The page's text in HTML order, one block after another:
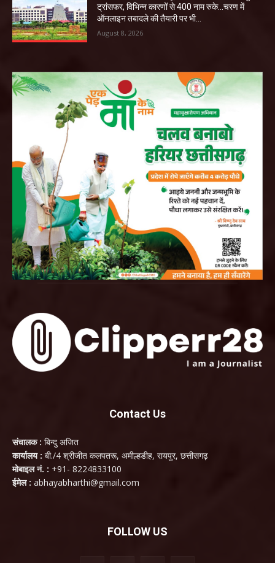
ट्रांसफर, विभिन्न कारणों से 400 नाम रुके…चरण में
ऑनलाइन तबादले की तैयारी पर भी...
August 8, 2026
Contact Us
संचालक : बिन्दु अजित
कार्यालय : बी./4 श्रीजीत कलपतरू, अमील्हडीह, रायपुर, छत्तीसगढ़
मोबाइल नं. : +91- 8224833100
ईमेल : abhayabharthi@gmail.com
FOLLOW US